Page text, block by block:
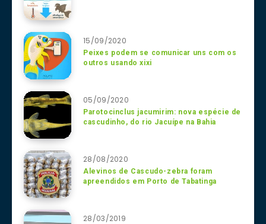
15/09/2020
Peixes podem se comunicar uns com os
outros usando xixi
05/09/2020
Parotocinclus jacumirim: nova espécie de
cascudinho, do rio Jacuípe na Bahia
28/08/2020
Alevinos de Cascudo-zebra foram
apreendidos em Porto de Tabatinga
28/03/2019